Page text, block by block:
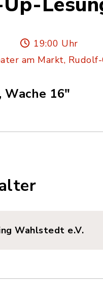
19:00 Uhr
am Markt,
Wache 16"
Wahlstedt e.V.